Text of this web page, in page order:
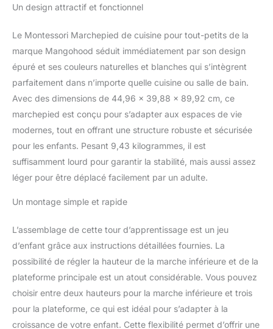
(naturel/blanc)
tabourets ordinaires pour
bébés actifs peuvent
l'utiliser en toute
tranquillité. Levier de
sécurité pratique : la tour
Montessori de
Mangohood a conçu de
manière innovante un
levier de sécurité flexible
qui peut être ajusté à
tout moment. Le levier de
sécurité coulissant de 3
secondes de cette tour
est plus pratique et plus
de sécurité qui sont fixés
avec des vis aux deux
extrémités. Design sans
clôture creuse : vous
n'avez pas à vous
soucier que votre enfant
creuse et tombe, notre
tabouret pour clôture
Un design attractif et fonctionnel
Le Montessori Marchepied de cuisine pour tout-petits de la
marque Mangohood séduit immédiatement par son design
épuré et ses couleurs naturelles et blanches qui s’intègrent
parfaitement dans n’importe quelle cuisine ou salle de bain.
Avec des dimensions de 44,96 x 39,88 x 89,92 cm, ce
marchepied est conçu pour s’adapter aux espaces de vie
modernes, tout en offrant une structure robuste et sécurisée
pour les enfants. Pesant 9,43 kilogrammes, il est
suffisamment lourd pour garantir la stabilité, mais aussi assez
léger pour être déplacé facilement par un adulte.
Un montage simple et rapide
L’assemblage de cette tour d’apprentissage est un jeu
d’enfant grâce aux instructions détaillées fournies. La
possibilité de régler la hauteur de la marche inférieure et de la
plateforme principale est un atout considérable. Vous pouvez
choisir entre deux hauteurs pour la marche inférieure et trois
pour la plateforme, ce qui est idéal pour s’adapter à la
croissance de votre enfant. Cette flexibilité permet d’offrir une